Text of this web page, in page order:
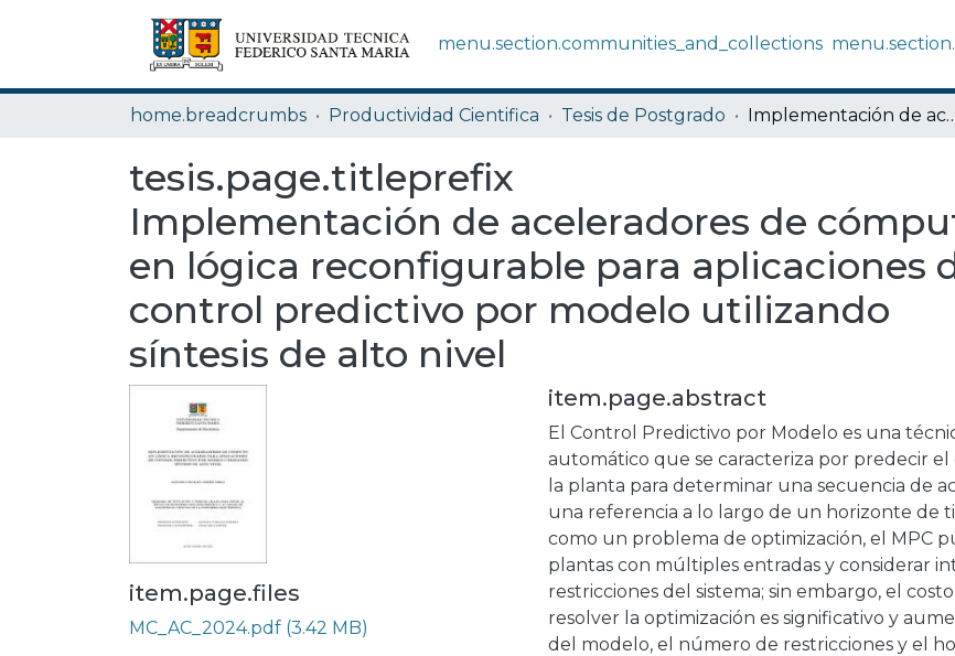
menu.section.communities_and_collections
home.breadcrumbs Productividad Cientifica Tesis de Postgrado Implementación de aceleradores de cómputo en lógica
tesis.page.titleprefix
Implementación de aceleradores de
en lógica reconfigurable para aplicaciones
control predictivo por modelo utilizando
síntesis de alto nivel
item.page.files
MC_AC_2024.pdf (3.42 MB)
item.page.abstract
El Control Predictivo por Modelo es una
automático que se caracteriza por predecir
la planta para determinar una secuencia de
una referencia a lo largo de un horizonte de
como un problema de optimización, el MPC
plantas con múltiples entradas y considerar
restricciones del sistema; sin embargo, el
resolver la optimización es significativo y
del modelo, el número de restricciones y el